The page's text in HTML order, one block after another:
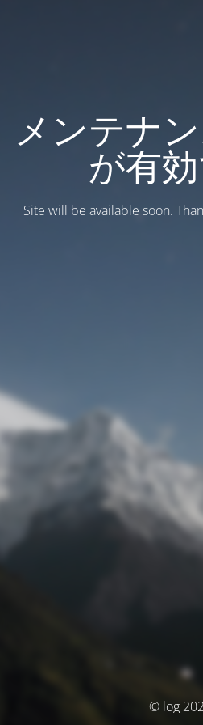
メンテナン
が有
Site will be available soon.
© log